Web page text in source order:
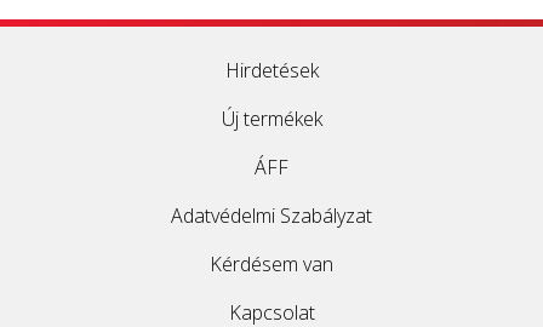
Hirdetések
Új termékek
ÁFF
Adatvédelmi Szabályzat
Kérdésem van
Kapcsolat